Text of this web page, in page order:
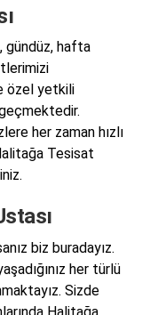
gündüz, hafta
özel yetkili
her zaman hızlı
Tesisat
biz buradayız.
her türlü
Sizde
Halitağa